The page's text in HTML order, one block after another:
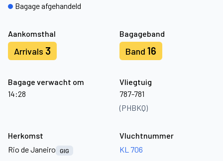
Aankomsthal
Arrivals 3
Bagageband
Band 16
Bagage verwacht om
14:28
Vliegtuig
787-781
(PHBKQ)
Bagage afgehandeld
Herkomst
Rio de Janeiro
GIG
Vluchtnummer
KL 706